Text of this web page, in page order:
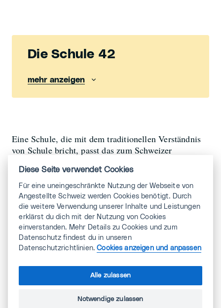
Die Schule 42
mehr anzeigen
Eine Schule, die mit dem traditionellen Verständnis
von Schule bricht, passt das zum Schweizer
manchmal skeptisch, sagt Corina Schedler, wenn sie
von dem Konzept von 42 erfahren. «In der Praxis
überzeugen die Absolvent*innen. Sie sind
Problemlöser*innen und lernen wichtige
Zukunftskompetenzen wie lebenslanges Lernen,
Kreativität, Anpassung und Resilienz.»
«Durch Interesse lernt man.»
Corina Schedler
Diese Seite verwendet Cookies
Für eine uneingeschränkte Nutzung der Webseite von
Angestellte Schweiz werden Cookies benötigt. Durch
die weitere Verwendung unserer Inhalte und Leistungen
erklärst du dich mit der Nutzung von Cookies
einverstanden. Mehr Details zu Cookies und zum
Datenschutz findest du in unseren
Datenschutzrichtlinien.Cookies anzeigen und anpassen
Alle zulassen
Notwendige zulassen